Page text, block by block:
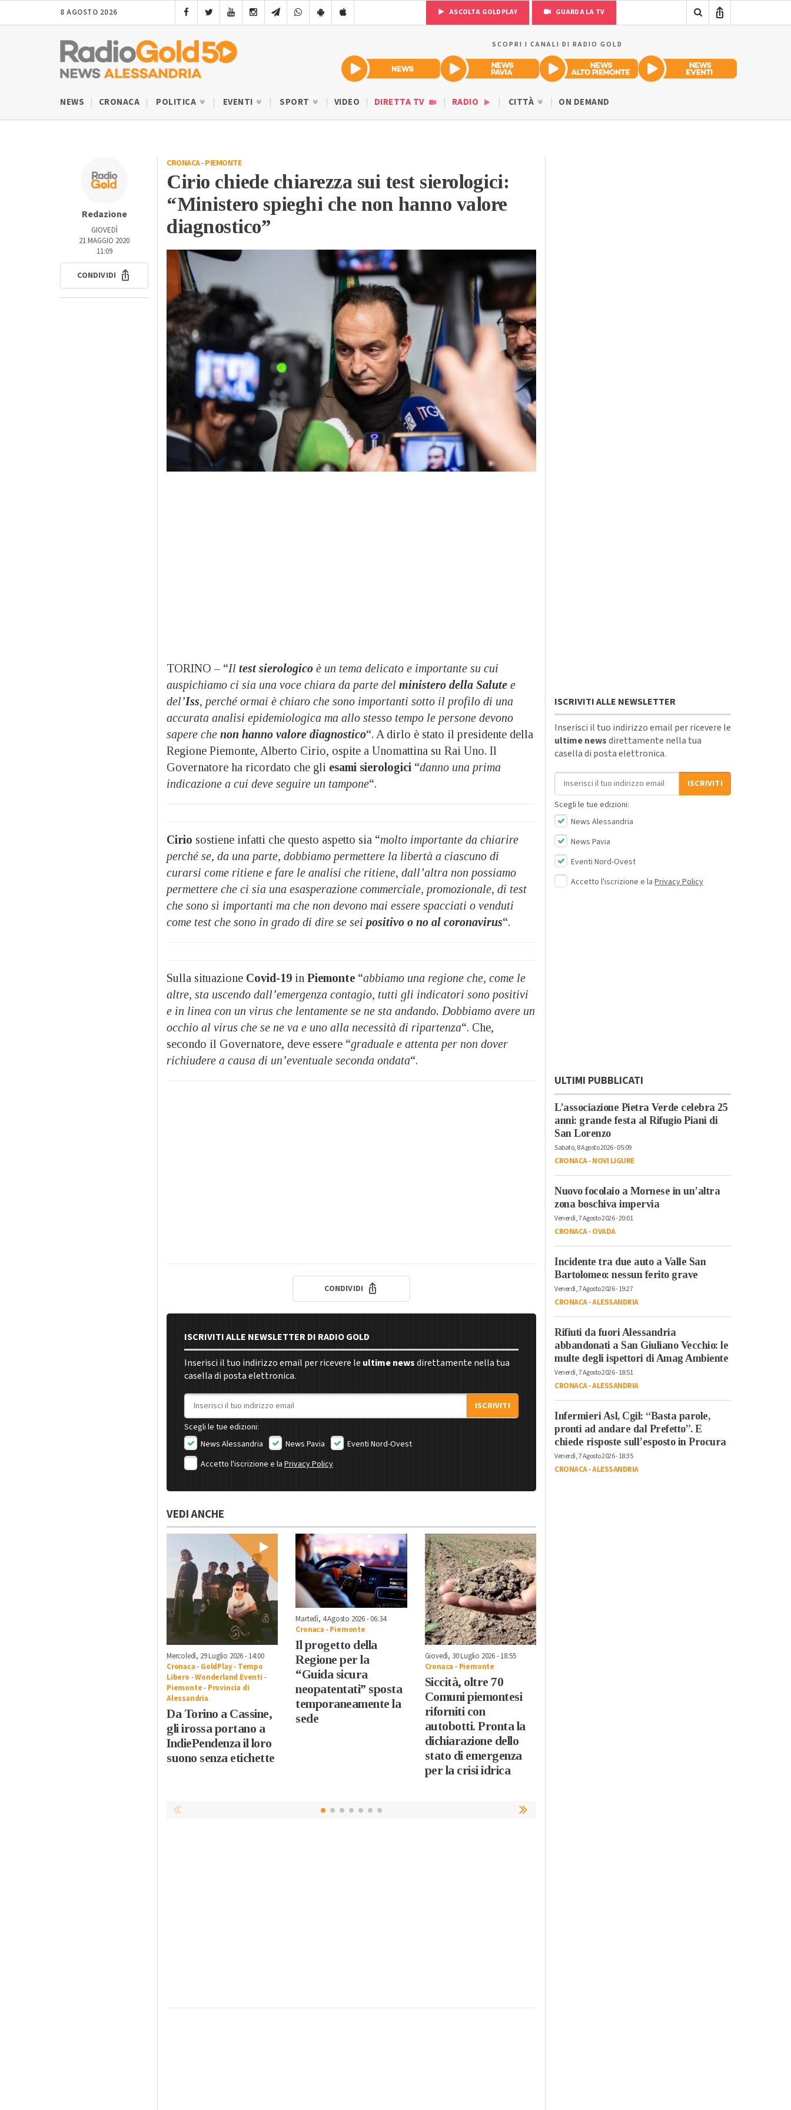
8 AGOSTO 2026 ASCOLTA GOLDPLAY GUARDA LA TV
SCOPRI I CANALI DI RADIO GOLD
NEWS CRONACA POLITICA EVENTI SPORT VIDEO DIRETTA TV RADIO CITTÀ ON DEMAND
Redazione
GIOVEDÌ
21 MAGGIO 2020
11:09
CONDIVIDI
CRONACA-PIEMONTE
Cirio chiede chiarezza sui test sierologici:
“Ministero spieghi che non hanno valore
diagnostico”
TORINO – “Il test sierologico è un tema delicato e importante su cui
auspichiamo ci sia una voce chiara da parte del ministero della Salute e
del’Iss, perché ormai è chiaro che sono importanti sotto il profilo di una
accurata analisi epidemiologica ma allo stesso tempo le persone devono
sapere che non hanno valore diagnostico“. A dirlo è stato il presidente della
Regione Piemonte, Alberto Cirio, ospite a Unomattina su Rai Uno. Il
Governatore ha ricordato che gli esami sierologici “danno una prima
indicazione a cui deve seguire un tampone“.
Cirio sostiene infatti che questo aspetto sia “molto importante da chiarire
perché se, da una parte, dobbiamo permettere la libertà a ciascuno di
curarsi come ritiene e fare le analisi che ritiene, dall’altra non possiamo
permettere che ci sia una esasperazione commerciale, promozionale, di test
che sono sì importanti ma che non devono mai essere spacciati o venduti
come test che sono in grado di dire se sei positivo o no al coronavirus“.
Sulla situazione Covid-19 in Piemonte “abbiamo una regione che, come le
altre, sta uscendo dall’emergenza contagio, tutti gli indicatori sono positivi
e in linea con un virus che lentamente se ne sta andando. Dobbiamo avere un
occhio al virus che se ne va e uno alla necessità di ripartenza“. Che,
secondo il Governatore, deve essere “graduale e attenta per non dover
richiudere a causa di un’eventuale seconda ondata“.
CONDIVIDI
ISCRIVITI ALLE NEWSLETTER DI RADIO GOLD
Inserisci il tuo indirizzo email per ricevere le ultime newsdirettamente nella tua
casella di posta elettronica.
Indirizzo email
ISCRIVITI
Scegli le tue edizioni:
News Alessandria
News Pavia
Eventi Nord-Ovest
Accetto l'iscrizione e la Privacy Policy
VEDI ANCHE
Mercoledì, 29 Luglio 2026 - 14:00
Cronaca- GoldPlay- Tempo
Libero -Wonderland Eventi -
Piemonte- Provincia di
Alessandria
Da Torino a Cassine,
gli irossa portano a
IndiePendenza il loro
suono senza etichette
Martedì, 4 Agosto 2026 - 06:34
Cronaca -Piemonte
Il progetto della
Regione per la
“Guida sicura
neopatentati” sposta
temporaneamente la
sede
Giovedì, 30 Luglio 2026 - 18:55
Cronaca - Piemonte
Siccità, oltre 70
Comuni piemontesi
riforniti con
autobotti. Pronta la
dichiarazione dello
stato di emergenza
per la crisi idrica
ISCRIVITI ALLE NEWSLETTER
Inserisci il tuo indirizzo email per ricevere le
ultime newsdirettamente nella tua
casella di posta elettronica.
Indirizzo email
ISCRIVITI
Scegli le tue edizioni:
News Alessandria
News Pavia
Eventi Nord-Ovest
Accetto l'iscrizione e la Privacy Policy
ULTIMI PUBBLICATI
L’associazione Pietra Verde celebra 25
anni: grande festa al Rifugio Piani di
San Lorenzo
Sabato, 8 Agosto 2026 - 05:09
CRONACA-NOVI LIGURE
Nuovo focolaio a Mornese in un’altra
zona boschiva impervia
Venerdì, 7 Agosto 2026 - 20:01
CRONACA-OVADA
Incidente tra due auto a Valle San
Bartolomeo: nessun ferito grave
Venerdì, 7 Agosto 2026 - 19:27
CRONACA-ALESSANDRIA
Rifiuti da fuori Alessandria
abbandonati a San Giuliano Vecchio: le
multe degli ispettori di Amag Ambiente
Venerdì, 7 Agosto 2026 - 18:51
CRONACA-ALESSANDRIA
Infermieri Asl, Cgil: “Basta parole,
pronti ad andare dal Prefetto”. E
chiede risposte sull’esposto in Procura
Venerdì, 7 Agosto 2026 - 18:35
CRONACA-ALESSANDRIA